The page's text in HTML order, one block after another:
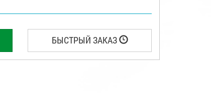
БЫСТРЫЙ ЗАКАЗ